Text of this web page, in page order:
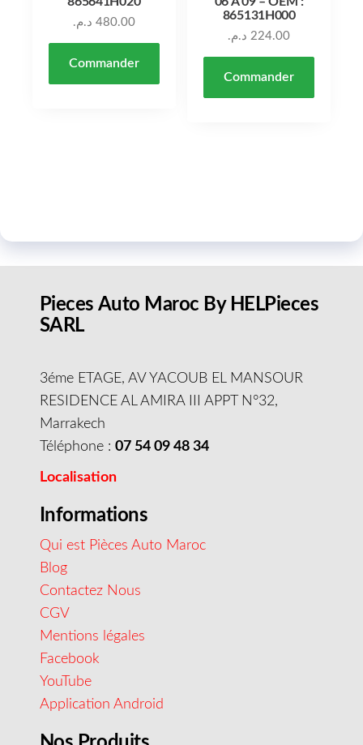
480.00 د.م.
Commander
865131H000
224.00 د.م.
Commander
Pieces Auto Maroc By HELPieces
SARL
3éme ETAGE, AV YACOUB EL MANSOUR
RESIDENCE AL AMIRA III APPT N°32,
Marrakech
Téléphone : 07 54 09 48 34
Localisation
Informations
Qui est Pièces Auto Maroc
Blog
Contactez Nous
CGV
Mentions légales
Facebook
YouTube
Application Android